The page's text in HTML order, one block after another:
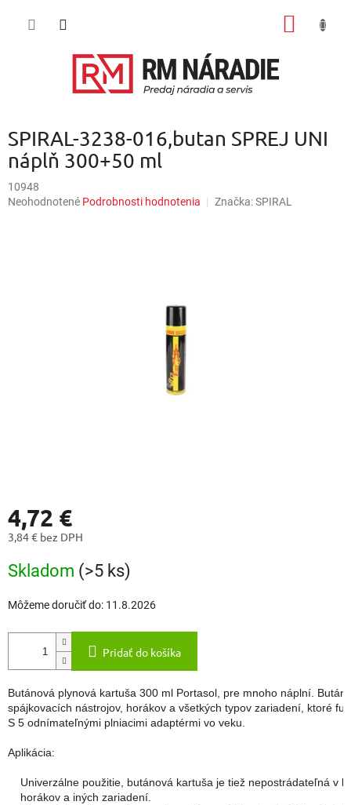
SPIRAL-3238-016,butan SPREJ UNI
náplň 300+50 ml
10948
Priemerné
Neohodnotené Podrobnosti hodnotenia Značka:SPIRAL
4,72 €
3,84 € bez DPH
cena:
Skladom (>5 ks)
Môžeme doručiť do: 11.8.2026
Pridať do košíka
Butánová plynová kartuša 300 ml Portasol, pre mnoho náplní.
spájkovacích nástrojov, horákov a všetkých typov zariadení, ktoré
S 5 odnímateľnými plniacimi adaptérmi vo veku.
Aplikácia:
Univerzálne použitie, butánová kartuša je tiež nepostrádateľná
    horákov a iných zariadení.